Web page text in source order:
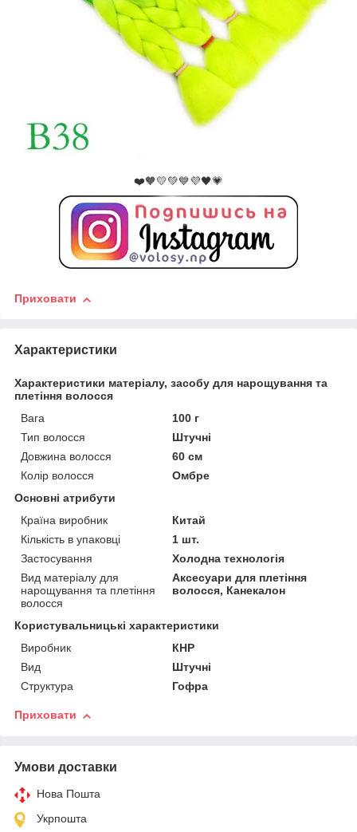
❤️🧡💛💚💙💜🖤💗
Приховати
Характеристики
Характеристики матеріалу, засобу для нарощування та
плетіння волосся
Вага
100 г
Тип волосся
Штучні
Довжина волосся
60 см
Колір волосся
Омбре
Основні атрибути
Країна виробник
Китай
Кількість в упаковці
1 шт.
Застосування
Холодна технологія
Вид матеріалу для
нарощування та плетіння
волосся
Аксесуари для плетіння
волосся, Канекалон
Користувальницькі характеристики
Виробник
КНР
Вид
Штучні
Структура
Гофра
Приховати
Умови доставки
Нова Пошта
Укрпошта